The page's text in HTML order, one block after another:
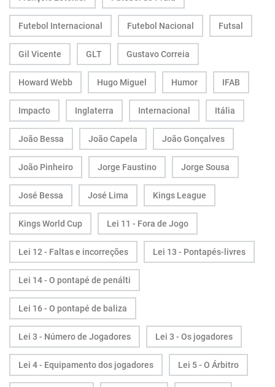
Futebol Internacional Futebol Nacional Futsal
Gil Vicente GLT Gustavo Correia
Howard Webb Hugo Miguel Humor IFAB
Impacto Inglaterra Internacional Itália
João Bessa João Capela João Gonçalves
João Pinheiro Jorge Faustino Jorge Sousa
José Bessa José Lima Kings League
Kings World Cup Lei 11 - Fora de Jogo
Lei 12 - Faltas e incorreções Lei 13 - Pontapés-livres
Lei 14 - O pontapé de penálti
Lei 16 - O pontapé de baliza
Lei 3 - Número de Jogadores Lei 3 - Os jogadores
Lei 4 - Equipamento dos jogadores Lei 5 - O Árbitro